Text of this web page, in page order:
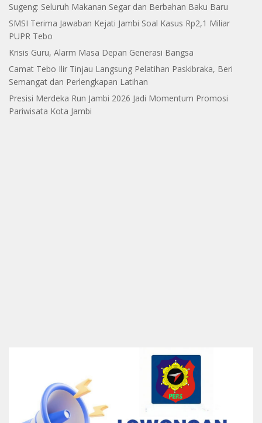
Sugeng: Seluruh Makanan Segar dan Berbahan Baku Baru
SMSI Terima Jawaban Kejati Jambi Soal Kasus Rp2,1 Miliar
PUPR Tebo
Krisis Guru, Alarm Masa Depan Generasi Bangsa
Camat Tebo Ilir Tinjau Langsung Pelatihan Paskibraka, Beri
Semangat dan Perlengkapan Latihan
Presisi Merdeka Run Jambi 2026 Jadi Momentum Promosi
Pariwisata Kota Jambi